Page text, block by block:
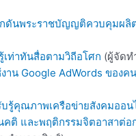
กดันพระราชบัญญติควบคุมผ
เท่าทันสื่อตามวิถีอโศก (ผู้จัด
าน Google AdWords ของค
รู้คุณภาพเครือข่ายสังคมออ
ติ และพฤติกรรมจิตอาสาต่อ